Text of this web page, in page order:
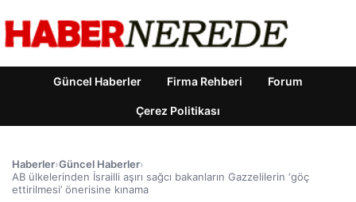
Güncel Haberler Firma Rehberi Forum
Çerez Politikası
Haberler›Güncel Haberler›
AB ülkelerinden İsrailli aşırı sağcı bakanların Gazzelilerin ‘göç
ettirilmesi’ önerisine kınama